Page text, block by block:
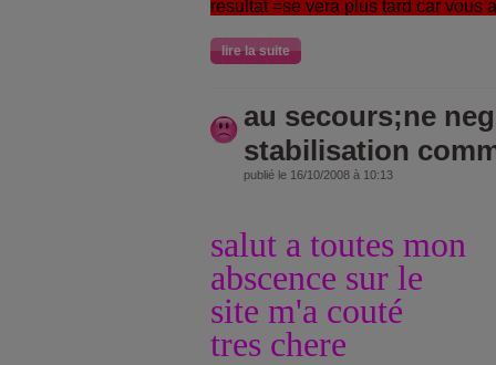
resultat =se vera plus tard car vous
lire la suite
au secours;ne
stabilisation
publié le 16/10/2008 à 10:13
salut a toutes mon
abscence sur le
site m'a couté
tres chere